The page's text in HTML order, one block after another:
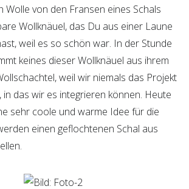
Wolle von den Fransen eines Schals
Wollknäuel, das Du aus einer Laune
weil es so schön war. In der Stunde
keines dieser Wollknäuel aus ihrem
weil wir niemals das Projekt
in das wir es integrieren können. Heute
sehr coole und warme Idee für die
einen geflochtenen Schal aus